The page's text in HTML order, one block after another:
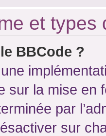
et types
BBCode ?
sur la mise en
par
sur